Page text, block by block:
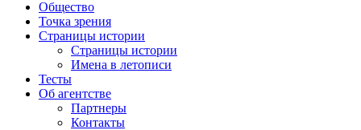
Общество
Точка зрения
Страницы истории
Страницы истории
Имена в летописи
Тесты
Об агентстве
Партнеры
Контакты